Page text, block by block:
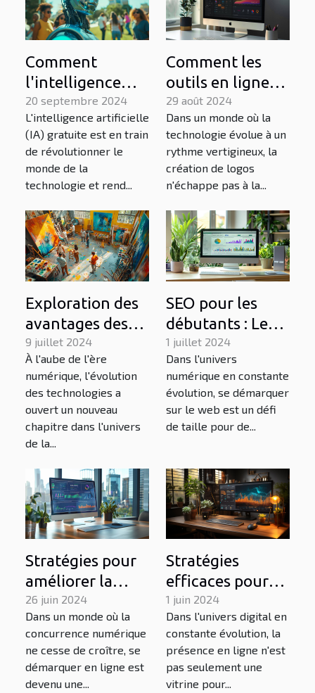
Comment
l'intelligence
artificielle
gratuite
transforme
l'accès à la
technologie
20 septembre 2024
L'intelligence artificielle
(IA) gratuite est en train
de révolutionner le
monde de la
technologie et rend...
Comment les
outils en ligne
transforment-ils
la création de
logos ?
29 août 2024
Dans un monde où la
technologie évolue à un
rythme vertigineux, la
création de logos
n'échappe pas à la...
Exploration des
avantages des
générateurs
d'images basés
sur l'IA pour les
créatifs
9 juillet 2024
À l'aube de l'ère
numérique, l'évolution
des technologies a
ouvert un nouveau
chapitre dans l'univers
de la...
SEO pour les
débutants : Les
fondamentaux
pour améliorer
votre visibilité
en ligne
1 juillet 2024
Dans l'univers
numérique en constante
évolution, se démarquer
sur le web est un défi
de taille pour de...
Stratégies pour
améliorer la
visibilité en ligne
des entreprises
26 juin 2024
Dans un monde où la
concurrence numérique
ne cesse de croître, se
démarquer en ligne est
devenu une...
Stratégies
efficaces pour
acquérir et
maintenir un
trafic de qualité
sur votre site
web
1 juin 2024
Dans l'univers digital en
constante évolution, la
présence en ligne n'est
pas seulement une
vitrine pour...